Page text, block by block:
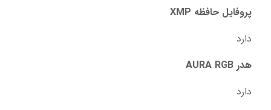
پروفایل حافظه XMP
دارد
هدر AURA RGB
دارد